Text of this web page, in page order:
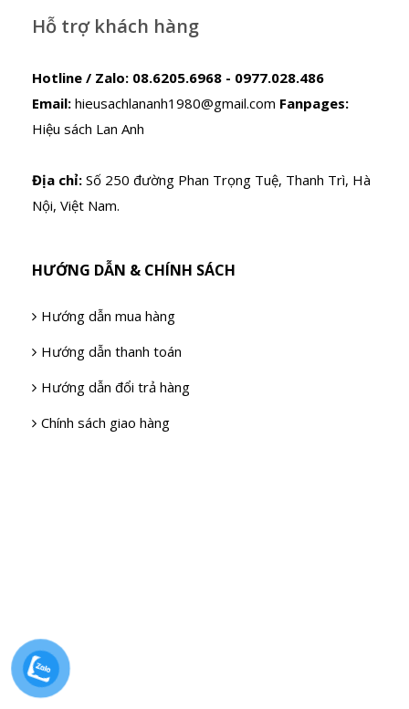
Hỗ trợ khách hàng
Hotline / Zalo: 08.6205.6968 - 0977.028.486
Email: hieusachlananh1980@gmail.com Fanpages:
Hiệu sách Lan Anh
Địa chỉ: Số 250 đường Phan Trọng Tuệ, Thanh Trì, Hà
Nội, Việt Nam.
HƯỚNG DẪN & CHÍNH SÁCH
Hướng dẫn mua hàng
Hướng dẫn thanh toán
Hướng dẫn đổi trả hàng
Chính sách giao hàng